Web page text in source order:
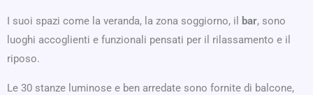
I suoi spazi come la veranda, la zona soggiorno, il bar, sono
luoghi accoglienti e funzionali pensati per il rilassamento e il
riposo.
Le 30 stanze luminose e ben arredate sono fornite di balcone,